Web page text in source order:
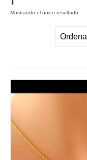
Mostrando el único resultado